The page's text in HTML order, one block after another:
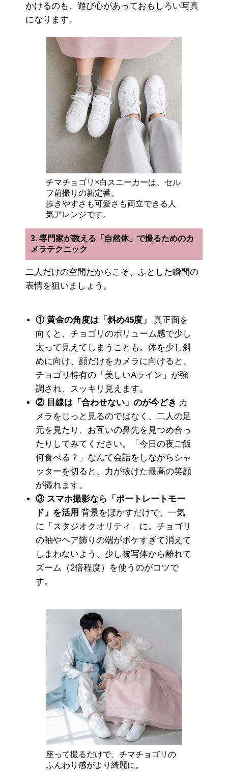
かけるのも、遊び心があっておもしろい写真
になります。
チマチョゴリ×白スニーカーは、セル
フ前撮りの新定番。
歩きやすさも可愛さも両立できる人
気アレンジです。
3. 専門家が教える「自然体」で撮るためのカ
メラテクニック
二人だけの空間だからこそ、ふとした瞬間の
表情を狙いましょう。
① 黄金の角度は「斜め45度」
真正面を
向くと、チョゴリのボリューム感で少し
太って見えてしまうことも。体を少し斜
めに向け、顔だけをカメラに向けると、
チョゴリ特有の「美しいAライン」が強
調され、スッキリ見えます。
② 目線は「合わせない」のが今どき カ
メラをじっと見るのではなく、二人の足
元を見たり、お互いの鼻先を見つめ合っ
たりしてみてください。「今日の夜ご飯
何食べる？」なんて会話をしながらシャ
ッターを切ると、力が抜けた最高の笑顔
が撮れます。
③ スマホ撮影なら「ポートレートモー
ド」を活用 背景をぼかすだけで、一気
に「スタジオクオリティ」に。チョゴリ
の袖やヘア飾りの端がボケすぎて消えて
しまわないよう、少し被写体から離れて
ズーム（2倍程度）を使うのがコツで
す。
座って撮るだけで、チマチョゴリの
ふんわり感がより綺麗に。